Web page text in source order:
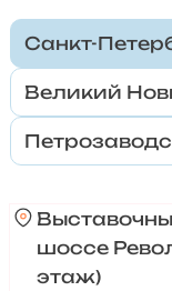
Санкт-
Великий
шоссе
этаж)